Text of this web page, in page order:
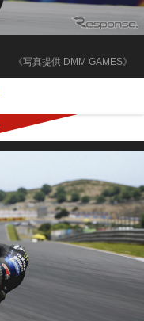
《写真提供 DMM GAMES》